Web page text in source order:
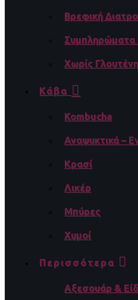
Βρεφική
Συμπληρώματα
Χωρίς Γλουτένη
Κάβα
Kombucha
Αναψυκτικά –
Κρασί
Λικέρ
Μπύρες
Χυμοί
Περισσότερα
Αξεσουάρ &